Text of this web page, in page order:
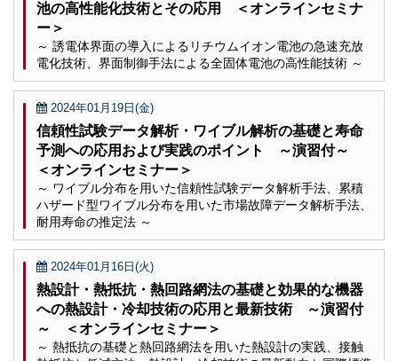
池の高性能化技術とその応用 ＜オンラインセミナ
ー＞
～ 誘電体界面の導入によるリチウムイオン電池の急速充放
電化技術、界面制御手法による全固体電池の高性能技術 ～
2024年01月19日(金)
信頼性試験データ解析・ワイブル解析の基礎と寿命
予測への応用および実践のポイント ～演習付～
＜オンラインセミナー＞
～ ワイブル分布を用いた信頼性試験データ解析手法、累積
ハザード型ワイブル分布を用いた市場故障データ解析手法、
耐用寿命の推定法 ～
2024年01月16日(火)
熱設計・熱抵抗・熱回路網法の基礎と効果的な機器
への熱設計・冷却技術の応用と最新技術 ～演習付
～ ＜オンラインセミナー＞
～ 熱抵抗の基礎と熱回路網法を用いた熱設計の実践、接触